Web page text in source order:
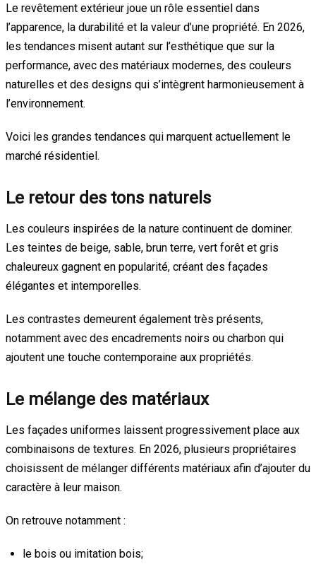
Le revêtement extérieur joue un rôle essentiel dans
l’apparence, la durabilité et la valeur d’une propriété. En 2026,
les tendances misent autant sur l’esthétique que sur la
performance, avec des matériaux modernes, des couleurs
naturelles et des designs qui s’intègrent harmonieusement à
l’environnement.
Voici les grandes tendances qui marquent actuellement le
marché résidentiel.
Le retour des tons naturels
Les couleurs inspirées de la nature continuent de dominer.
Les teintes de beige, sable, brun terre, vert forêt et gris
chaleureux gagnent en popularité, créant des façades
élégantes et intemporelles.
Les contrastes demeurent également très présents,
notamment avec des encadrements noirs ou charbon qui
ajoutent une touche contemporaine aux propriétés.
Le mélange des matériaux
Les façades uniformes laissent progressivement place aux
combinaisons de textures. En 2026, plusieurs propriétaires
choisissent de mélanger différents matériaux afin d’ajouter du
caractère à leur maison.
On retrouve notamment :
le bois ou imitation bois;